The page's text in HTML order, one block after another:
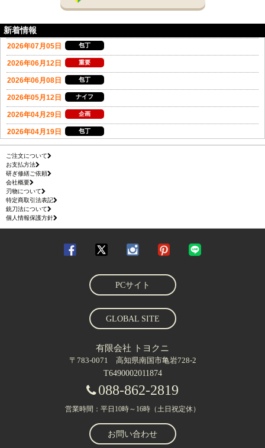
新着情報
ご注文について
お支払方法
研ぎ修繕ご依頼
会社概要
刃物について
特定商取引法表記
銃刀法について
個人情報保護方針
PCサイト
GLOBAL SITE
有限会社 トヨクニ
〒783-0071 高知県南国市亀岩728-2
T6490002011874
088-862-2819
営業時間：平日10時～16時（土日祝定休）
お問い合わせ